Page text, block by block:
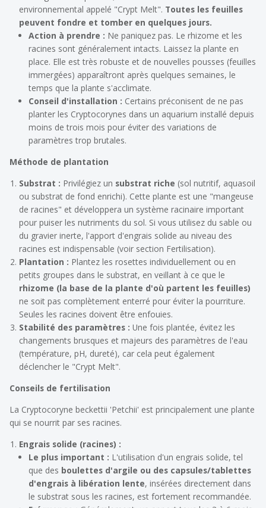
environnemental appelé "Crypt Melt". Toutes les feuilles
peuvent fondre et tomber en quelques jours.
Action à prendre : Ne paniquez pas. Le rhizome et les
racines sont généralement intacts. Laissez la plante en
place. Elle est très robuste et de nouvelles pousses (feuilles
immergées) apparaîtront après quelques semaines, le
temps que la plante s'acclimate.
Conseil d'installation : Certains préconisent de ne pas
planter les Cryptocorynes dans un aquarium installé depuis
moins de trois mois pour éviter des variations de
paramètres trop brutales.
Méthode de plantation
Substrat : Privilégiez un substrat riche (sol nutritif, aquasoil
ou substrat de fond enrichi). Cette plante est une "mangeuse
de racines" et développera un système racinaire important
pour puiser les nutriments du sol. Si vous utilisez du sable ou
du gravier inerte, l'apport d'engrais solide au niveau des
racines est indispensable (voir section Fertilisation).
Plantation : Plantez les rosettes individuellement ou en
petits groupes dans le substrat, en veillant à ce que le
rhizome (la base de la plante d'où partent les feuilles)
ne soit pas complètement enterré pour éviter la pourriture.
Seules les racines doivent être enfouies.
Stabilité des paramètres : Une fois plantée, évitez les
changements brusques et majeurs des paramètres de l'eau
(température, pH, dureté), car cela peut également
déclencher le "Crypt Melt".
Conseils de fertilisation
La Cryptocoryne beckettii 'Petchii' est principalement une plante
qui se nourrit par ses racines.
Engrais solide (racines) :
Le plus important : L'utilisation d'un engrais solide, tel
que des boulettes d'argile ou des capsules/tablettes
d'engrais à libération lente, insérées directement dans
le substrat sous les racines, est fortement recommandée.